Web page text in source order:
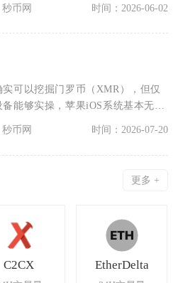
币网 时间：2026-06-02
实可以挖掘门罗币（XMR），但仅
备能够实操，苹果iOS系统基本无法
罗币挖
币网 时间：2026-07-20
更多 +
C2CX EtherDelta